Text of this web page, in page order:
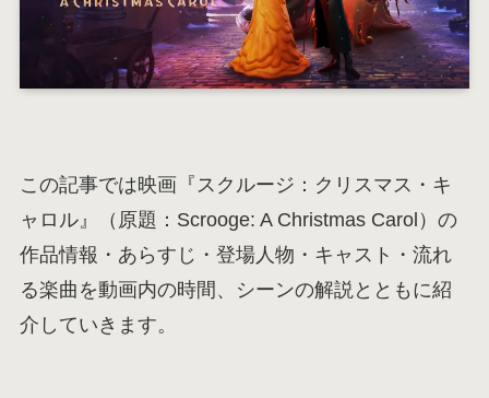
この記事では映画『スクルージ：クリスマス・キ
ャロル』（原題：Scrooge: A Christmas Carol）の
作品情報・あらすじ・登場人物・キャスト・流れ
る楽曲を動画内の時間、シーンの解説とともに紹
介していきます。